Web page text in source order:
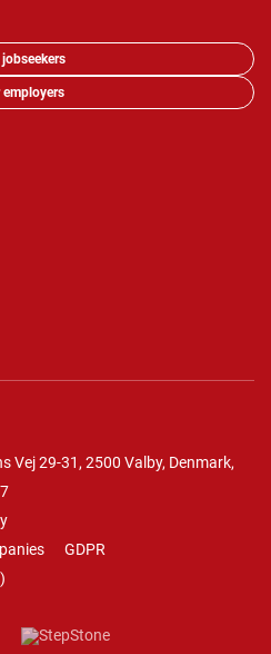
jobseekers
employers
Vej 29-31, 2500 Valby, Denmark,
GDPR
)